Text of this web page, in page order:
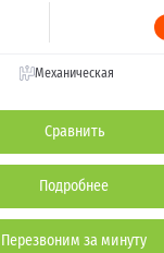
Механическая
Сравнить
Подробнее
Перезвоним за минуту